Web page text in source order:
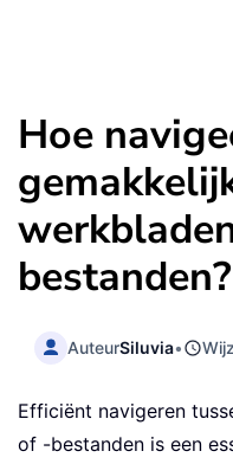
Hoe
bestanden?
AuteurSiluvia•
Efficiënt navigeren
of -bestanden is een